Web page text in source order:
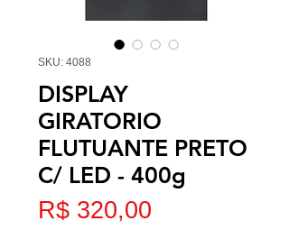
SKU: 4088
DISPLAY
GIRATORIO
FLUTUANTE PRETO
C/ LED - 400g
R$ 320,00